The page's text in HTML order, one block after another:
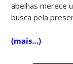
abelhas merece
busca pela
(mais…)